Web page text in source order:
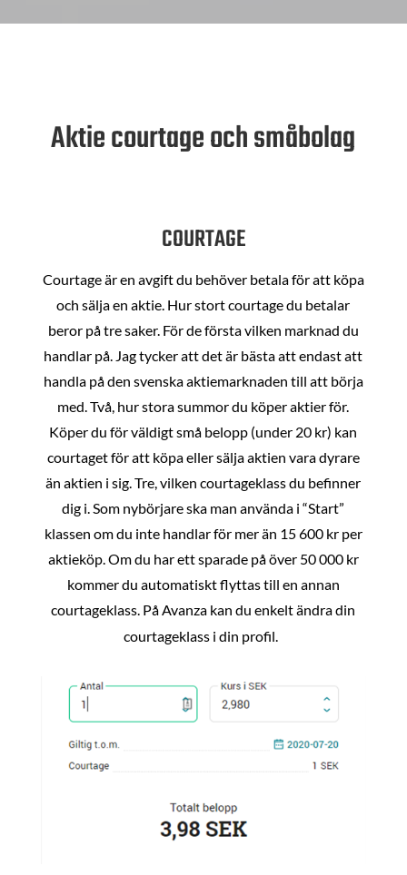
Aktie courtage och småbolag
COURTAGE
Courtage är en avgift du behöver betala för att köpa
och sälja en aktie. Hur stort courtage du betalar
beror på tre saker. För de första vilken marknad du
handlar på. Jag tycker att det är bästa att endast att
handla på den svenska aktiemarknaden till att börja
med. Två, hur stora summor du köper aktier för.
Köper du för väldigt små belopp (under 20 kr) kan
courtaget för att köpa eller sälja aktien vara dyrare
än aktien i sig. Tre, vilken courtageklass du befinner
dig i. Som nybörjare ska man använda i “Start”
klassen om du inte handlar för mer än 15 600 kr per
aktieköp. Om du har ett sparade på över 50 000 kr
kommer du automatiskt flyttas till en annan
courtageklass. På Avanza kan du enkelt ändra din
courtageklass i din profil.